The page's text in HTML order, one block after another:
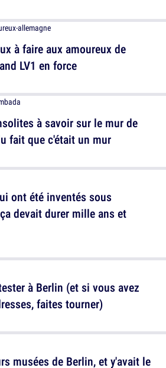
à savoir sur le mur de
fait que c'était un mur
à Berlin (et si vous avez
faites tourner)
à faire aux amoureux de
LV1 en force
ont été inventés sous
devait durer mille ans et
musées de Berlin, et y'avait le